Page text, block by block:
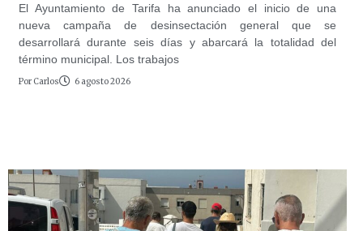
El Ayuntamiento de Tarifa ha anunciado el inicio de una
nueva campaña de desinsectación general que se
desarrollará durante seis días y abarcará la totalidad del
término municipal. Los trabajos
Por Carlos 6 agosto 2026